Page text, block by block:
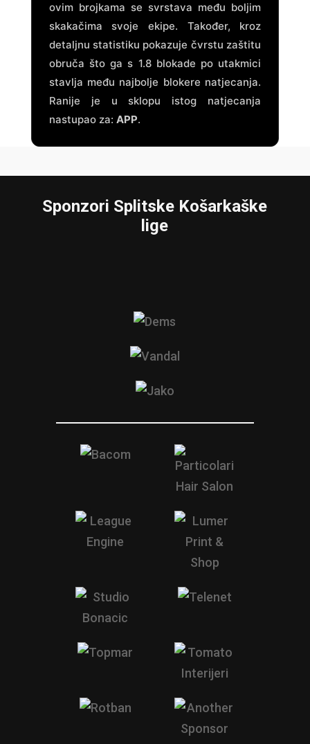
ovim brojkama se svrstava među boljim
skakačima svoje ekipe. Također, kroz
detaljnu statistiku pokazuje čvrstu zaštitu
obruča što ga s 1.8 blokade po utakmici
stavlja među najbolje blokere natjecanja.
Ranije je u sklopu istog natjecanja
nastupao za: APP.
Sponzori Splitske Košarkaške
lige